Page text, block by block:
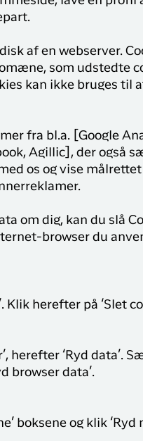
med
du alt
Tilmeld dig
eksklusive
af en webserver.
som udstedte
kan ikke bruges til
fra bl.a. [Google
Agillic], der også
os og vise
om dig, kan du slå
browser du
Klik herefter på ‘Slet
herefter ‘Ryd data’.
browser data’.
boksene og klik ‘Ryd